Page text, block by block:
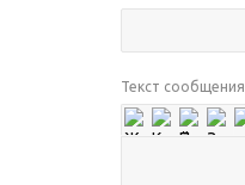
Текст сообщения